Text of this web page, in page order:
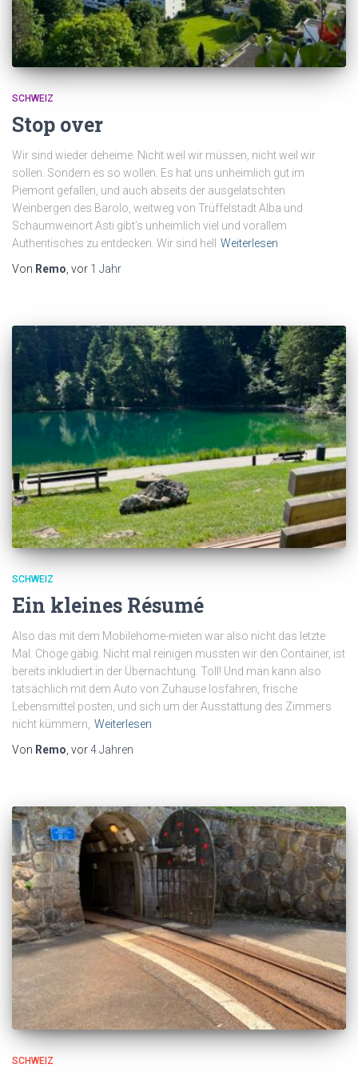
SCHWEIZ
Stop over
Wir sind wieder deheime. Nicht weil wir müssen, nicht weil wir
sollen. Sondern es so wollen. Es hat uns unheimlich gut im
Piemont gefallen, und auch abseits der ausgelatschten
Weinbergen des Barolo, weitweg von Trüffelstadt Alba und
Schaumweinort Asti gibt’s unheimlich viel und vorallem
Authentisches zu entdecken. Wir sind hell
Weiterlesen
Von Remo , vor 1 Jahr
SCHWEIZ
Ein kleines Résumé
Also das mit dem Mobilehome-mieten war also nicht das letzte
Mal. Choge gäbig. Nicht mal reinigen mussten wir den Container, ist
bereits inkludiert in der Übernachtung. Toll! Und man kann also
tatsächlich mit dem Auto von Zuhause losfahren, frische
Lebensmittel posten, und sich um der Ausstattung des Zimmers
nicht kümmern, Weiterlesen
Von Remo, vor4 Jahren
SCHWEIZ